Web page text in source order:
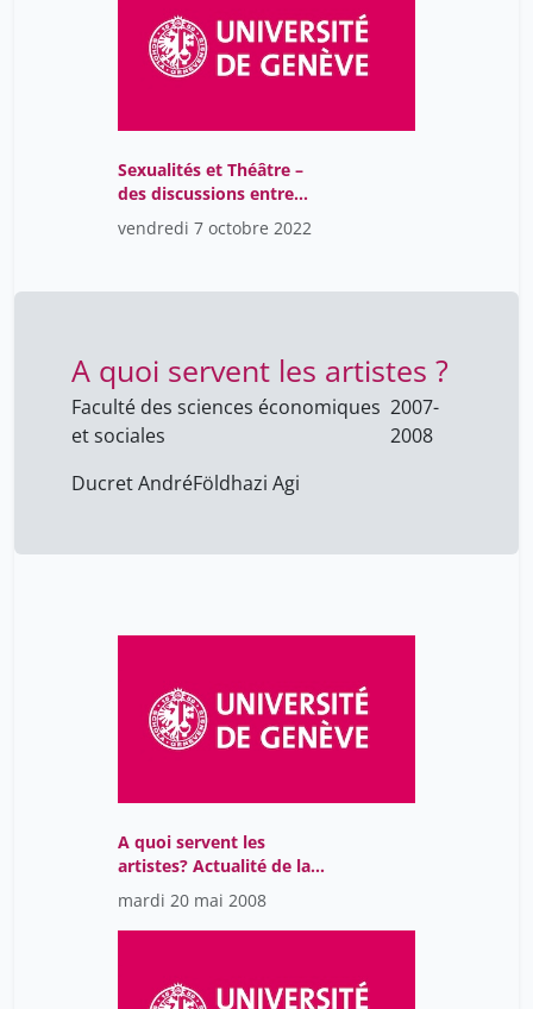
Sexualités et Théâtre –
des discussions entre
des artistes et des
chercheuses au-delà des
vendredi 7 octobre 2022
A quoi servent les artistes ?
Faculté des sciences économiques
et sociales
2007-
2008
Ducret AndréFöldhazi Agi
A quoi servent les
artistes? Actualité de la
réponse de Paul Valéry
(1894/1930)
mardi 20 mai 2008